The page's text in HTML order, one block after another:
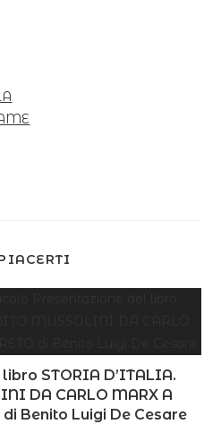
STORIA D’ITALIA.
DA CARLO MARX A
Benito Luigi De Cesare